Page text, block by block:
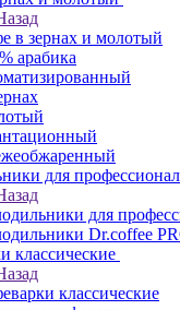
в зернах и молотый
арабика
для
для
Dr.coffee
классические
классические